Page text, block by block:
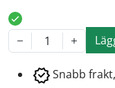
1
Snabb